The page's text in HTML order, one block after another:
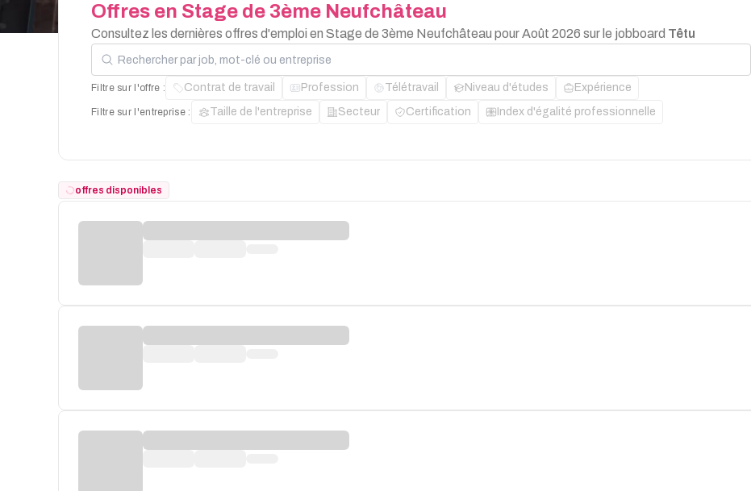
Offres en Stage de 3ème Neufchâteau
Consultez les dernières offres d'emploi en Stage de 3ème Neufchâteau pour Août 2026 sur le jobboard Têtu
Rechercher par job, mot-clé ou entreprise
Filtre sur l'offre : Contrat de travail Profession Télétravail Niveau d'études Expérience
Filtre sur l'entreprise : Taille de l'entreprise Secteur Certification Index d'égalité professionnelle
offres disponibles